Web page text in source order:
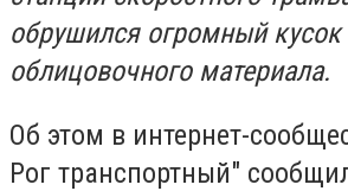
обрушился огромный кусок
облицовочного материала.
Об этом в интернет-
Рог транспортный"